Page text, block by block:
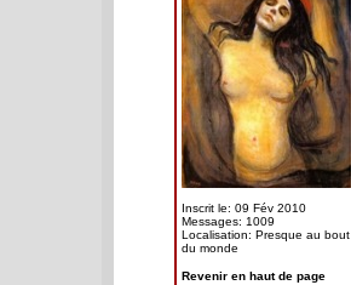
Inscrit le: 09 Fév 2010
Messages: 1009
Localisation: Presque au bout
du monde
Revenir en haut de page